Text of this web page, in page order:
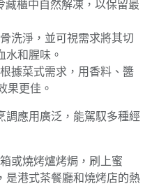
藏櫃中自然解凍，以保留最
洗淨，並可視需求將其切
水和腥味。
據菜式需求，用香料、醬
果更佳。
調應用廣泛，能駕馭多種經
或燒烤爐烤焗，刷上蜜
是港式茶餐廳和燒烤店的熱